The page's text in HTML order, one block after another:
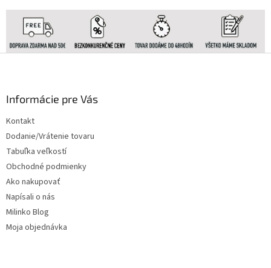
Informácie pre Vás
Kontakt
Dodanie/Vrátenie tovaru
Tabuľka veľkostí
Obchodné podmienky
Ako nakupovať
Napísali o nás
Milinko Blog
Moja objednávka